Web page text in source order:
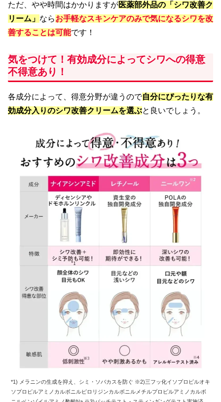
ただ、やや時間はかかりますが医薬部外品の「シワ改善ク
リーム 」 ならお手軽なスキンケアのみで気になるシワを改
善することは可能です！
気をつけて！有効成分によってシワへの得意
不得意あり！
各成分によって、得意分野が違うので自分にぴったりな有
効成分入りのシワ改善クリームを選ぶと良いでしょう。
*1) メラニンの生成を抑え、シミ・ソバカスを防ぐ ※2)三フッ化イソプロピルオキ
ソプロピルアミノカルボニルピロリジンカルボニルメチルプロピルアミノカルボ